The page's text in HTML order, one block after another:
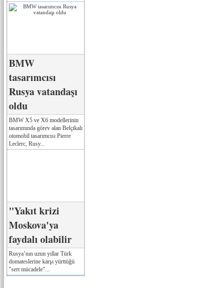
BMW
tasarımcısı
Rusya vatandaşı
oldu
BMW X5 ve X6 modellerinin
tasarımında görev alan Belçikalı
otomobil tasarımcısı Pierre
Leclerc, Rusy...
"Yakıt krizi
Moskova'ya
faydalı olabilir
Rusya’nın uzun yıllar Türk
domateslerine karşı yürttüğü
"sert mücadele"...